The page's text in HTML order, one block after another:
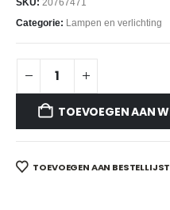
SKU: 20767471
Categorie: Lampen en verlichting
TOEVOEGEN AAN
TOEVOEGEN AAN BESTELLIJST